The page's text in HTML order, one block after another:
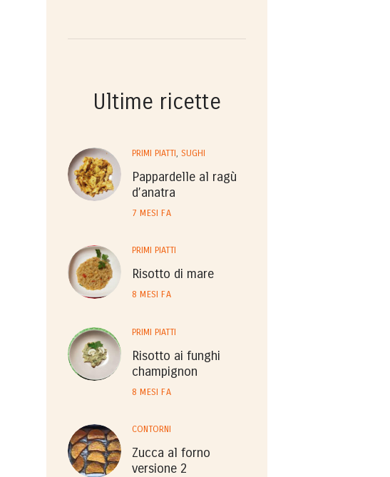
Ultime ricette
PRIMI PIATTI SUGHI
Pappardelle al ragù
d’anatra
7 MESI FA
PRIMI PIATTI
Risotto di mare
8 MESI FA
PRIMI PIATTI
Risotto ai funghi
champignon
8 MESI FA
CONTORNI
Zucca al forno
versione 2